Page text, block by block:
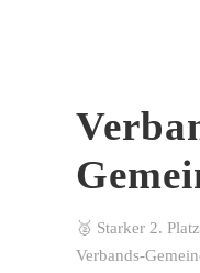
🥈 Starker 2.
Verbands-